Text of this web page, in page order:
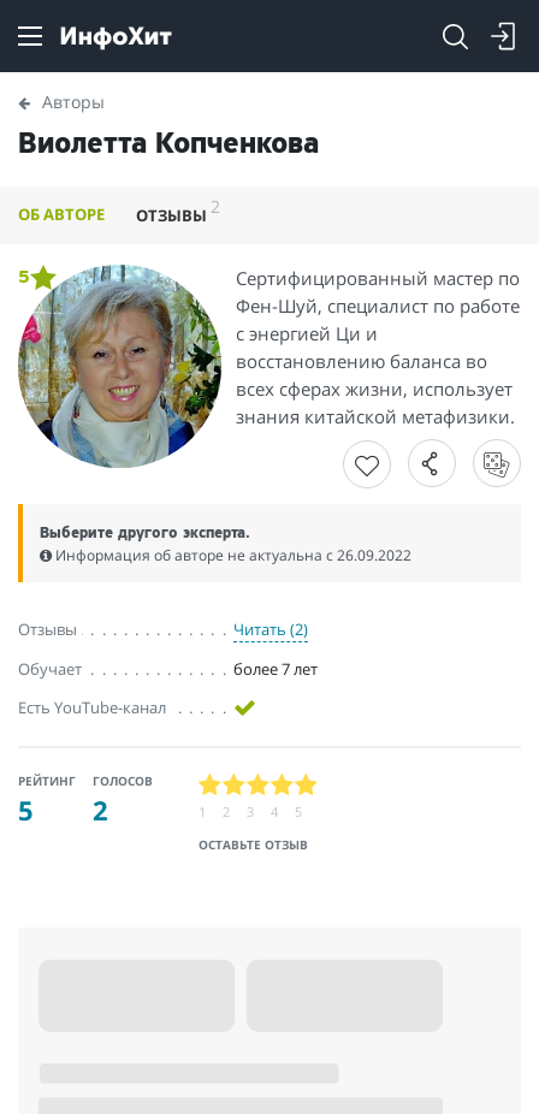
Авторы
Виолетта Копченкова
ОБ АВТОРЕ ОТЗЫВЫ 2
5
Сертифицированный мастер по
Фен-Шуй, специалист по работе
с энергией Ци и
восстановлению баланса во
всех сферах жизни, использует
знания китайской метафизики.
Выберите другого эксперта.
Информация об авторе не актуальна c 26.09.2022
Отзывы
Читать (2)
Обучает
более 7 лет
Есть YouTube-канал
РЕЙТИНГ
5
ГОЛОСОВ
2
ОСТАВЬТЕ ОТЗЫВ
1 2 3 4 5